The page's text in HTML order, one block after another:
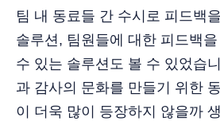
팀 내 동료들 간 수시로 피드백
솔루션, 팀원들에 대한 피드백
수 있는 솔루션도 볼 수 있었습
과 감사의 문화를 만들기 위한
이 더욱 많이 등장하지 않을까